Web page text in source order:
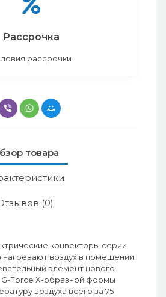
Рассрочка
рассрочки
товара
(0)
конвекторы серии
воздух в помещении.
элемент нового
Force X-образной формы
воздуха всего за 75